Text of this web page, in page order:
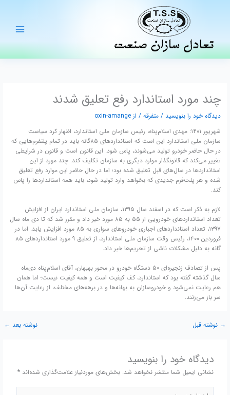
چند مورد استاندارد رفع تعلیق شدند
دیدگاه‌ خود را بنویسید /متفرقه / از oxin-amange
شهریور ۱۴۰۱: مهدی اسلام‌پناه، رئیس سازمان ملی استاندارد، اظهار کرد سیاست
سازمان ملی استاندارد این است که استانداردهای ۸۵گانه باید در تمام پلتفرم‌هایی که
در حال حاضر خودرو تولید می‌شوند، پاس شود. این قانون است و قانون در شرایطی
تغییر می‌کند که قانونگذار موارد دیگری به سازمان تکلیف کند. چند مورد از این
استانداردها در سال‌های قبل تعلیق شده بود؛ اما در حال حاضر این موارد رفع تعلیق
شده و هر پلت‌فرم جدیدی که بخواهد وارد تولید شود، باید همه استانداردها را پاس
کند.
لازم به ذکر است که در اسفند سال ۱۳۹۵، سازمان ملی استاندارد ایران از افزایش
تعداد استانداردهای خودرویی از ۵۵ به ۸۵ مورد خبر داد و مقرر شد که تا دی ماه سال
۱۳۹۷، تعداد استانداردهای اجباری خودروهای سواری به ۸۵ مورد افزایش یابد. اما در
فروردین ۱۴۰۰، رئیس وقت سازمان ملی استاندارد، از تعلیق ۹ مورد استانداردهای ۸۵
گانه به دلیل مشکلات ناشی از تحریم‌ها خبر داد.
پس از تصادف زنجیره‌ای ۵۰ دستگاه خودرو در محور بهبهان، آقای اسلام‌پناه دی‌ماه
سال گذشته گفته بود که استاندارد، کف کیفیت است و همه کیفیت نیست؛ اما همان
هم رعایت نمی‌شود و خودروسازان به بهانه‌ها و در برهه‌های مختلف، از رعایت آن‌ها
سر باز می‌زنند.
→ نوشته قبل نوشته بعد ←
دیدگاه‌ خود را بنویسید
نشانی ایمیل شما منتشر نخواهد شد. بخش‌های موردنیاز علامت‌گذاری شده‌اند *